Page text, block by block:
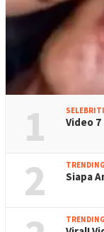
1 Video
2 TRENDING
Siapa
TRENDING